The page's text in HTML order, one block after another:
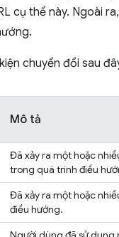
cụ thể này. Ngoài
chuyển đổi sau
Mô tả
Đã xảy ra một hoặc
trong quá trình điều
Đã xảy ra một hoặc
điều hướng.